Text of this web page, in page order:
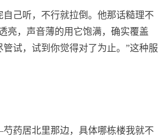
己听，不行就拉倒。他那话糙理不
亮，声音薄的用它饱满，确实覆盖
试，试到你觉得对了为止。”这种服
药居北里那边，具体哪栋楼我就不